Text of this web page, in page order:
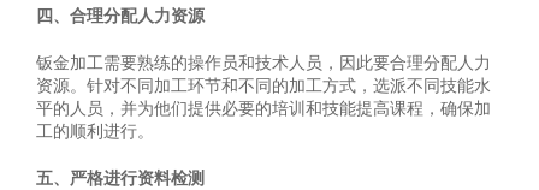
四、合理分配人力资源
钣金加工需要熟练的操作员和技术人员，因此要合理分配人力
资源。针对不同加工环节和不同的加工方式，选派不同技能水
平的人员，并为他们提供必要的培训和技能提高课程，确保加
工的顺利进行。
五、严格进行资料检测